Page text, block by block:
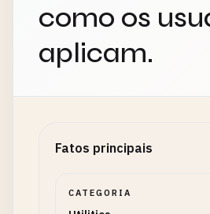
como os
aplicam.
Fatos principais
CATEGORIA